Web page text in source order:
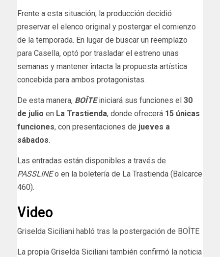
Frente a esta situación, la producción decidió
preservar el elenco original y postergar el comienzo
de la temporada. En lugar de buscar un reemplazo
para Casella, optó por trasladar el estreno unas
semanas y mantener intacta la propuesta artística
concebida para ambos protagonistas.
De esta manera, BOÎTEiniciará sus funciones el 30
de julio en La Trastienda, donde ofrecerá 15 únicas
funciones, con presentaciones de jueves a
sábados.
Las entradas están disponibles a través de
PASSLINEo en la boletería de La Trastienda (Balcarce
460).
Video
Griselda Siciliani habló tras la postergación de BOÎTE
La propia Griselda Siciliani también confirmó la noticia